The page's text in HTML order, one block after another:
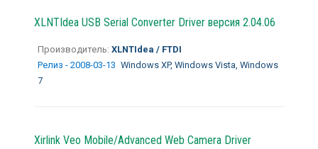
XLNTIdea USB Serial Converter Driver версия 2.04.06
Производитель: XLNTIdea / FTDI
Релиз - 2008-03-13 Windows XP, Windows Vista, Windows
7
Xirlink Veo Mobile/Advanced Web Camera Driver